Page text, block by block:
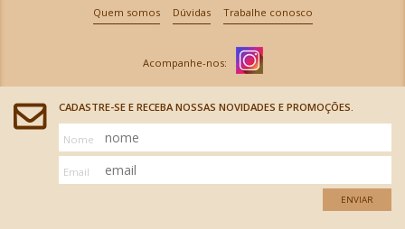
Quem somos Dúvidas Trabalhe conosco
CADASTRE-SE E RECEBA NOSSAS NOVIDADES E PROMOÇÕES.
Nome
Email
ENVIAR